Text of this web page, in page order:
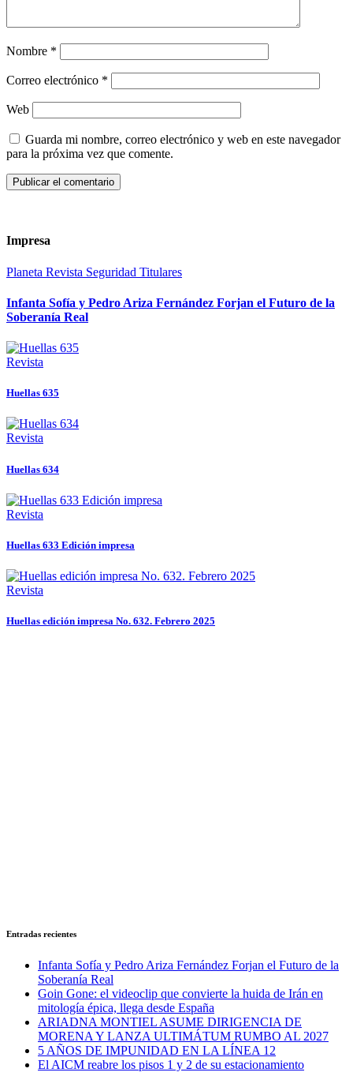
Nombre *
Correo electrónico *
Web
Guarda mi nombre, correo electrónico y web en este navegador
para la próxima vez que comente.
Impresa
Planeta Revista Seguridad Titulares
Infanta Sofía y Pedro Ariza Fernández Forjan el Futuro de la
Soberanía Real
Revista
Huellas 635
Revista
Huellas 634
Revista
Huellas 633 Edición impresa
Revista
Huellas edición impresa No. 632. Febrero 2025
Entradas recientes
Infanta Sofía y Pedro Ariza Fernández Forjan el Futuro de la
Soberanía Real
Goin Gone: el videoclip que convierte la huida de Irán en
mitología épica, llega desde España
ARIADNA MONTIEL ASUME DIRIGENCIA DE
MORENA Y LANZA ULTIMÁTUM RUMBO AL 2027
5 AÑOS DE IMPUNIDAD EN LA LÍNEA 12
El AICM reabre los pisos 1 y 2 de su estacionamiento